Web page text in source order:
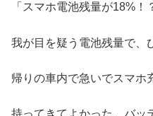
「スマホ電池残量が18%！
我が目を疑う電池残量で、
帰りの車内で急いでスマホ